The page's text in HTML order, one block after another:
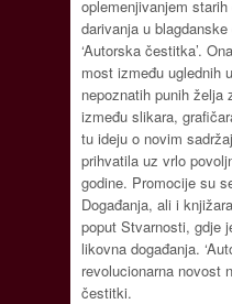
oplemenjivanjem
darivanja u
‘Autorska čestitka’.
most između uglednih
nepoznatih punih
između slikara,
tu ideju o novim
prihvatila uz vrlo
godine. Promocije su
Događanja, ali i
poput Stvarnosti, gdje
likovna događanja.
revolucionarna novost
čestitki.